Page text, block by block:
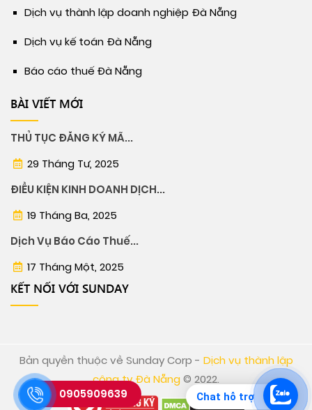
Chat hỗ trợ
Dịch vụ thành lập doanh nghiệp Đà Nẵng
Dịch vụ kế toán Đà Nẵng
Báo cáo thuế Đà Nẵng
BÀI VIẾT MỚI
THỦ TỤC ĐĂNG KÝ MÃ...
29 Tháng Tư, 2025
ĐIỀU KIỆN KINH DOANH DỊCH...
19 Tháng Ba, 2025
Dịch Vụ Báo Cáo Thuế...
17 Tháng Một, 2025
KẾT NỐI VỚI SUNDAY
Bản quyền thuộc về Sunday Corp - Dịch vụ thành lập
công ty Đà Nẵng © 2022.
0905909639